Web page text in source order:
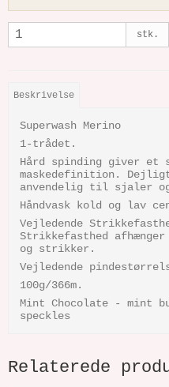
stk.
Beskrivelse
Superwash Merino
1-trådet.
Hård spinding giver et
maskedefinition.
anvendelig til sjaler
Håndvask kold og lav
Vejledende
Strikkefasthed
og strikker.
Vejledende
100g/366m.
Mint Chocolate - mint
speckles
Relaterede